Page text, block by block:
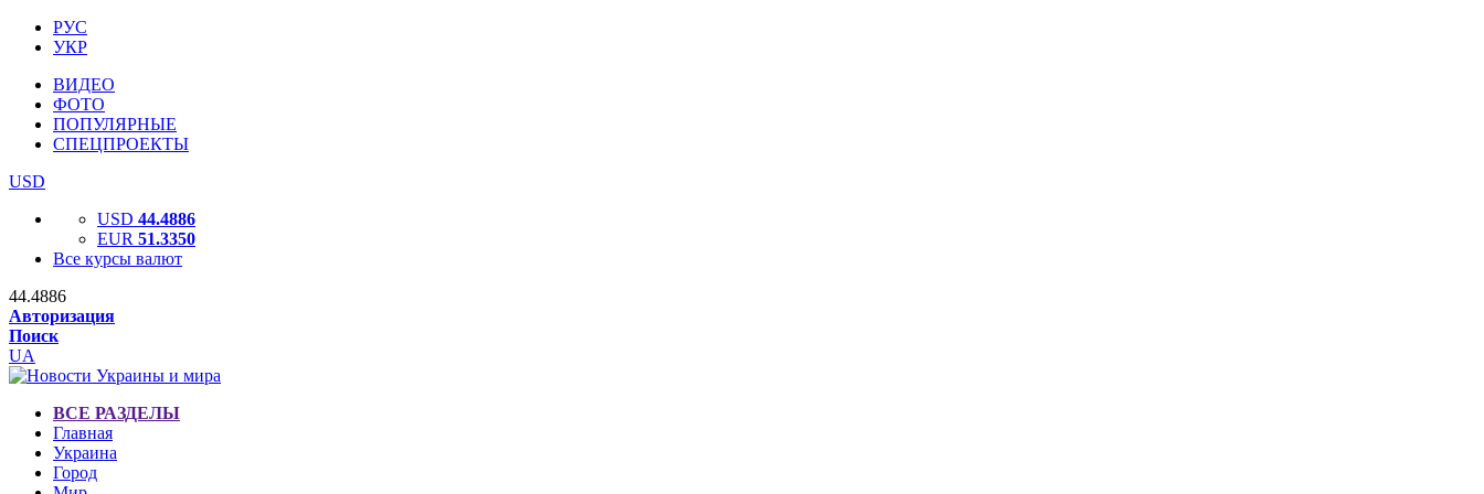
РУС
УКР
ВИДЕО
ФОТО
ПОПУЛЯРНЫЕ
СПЕЦПРОЕКТЫ
USD
USD 44.4886
EUR 51.3350
Все курсы валют
44.4886
Авторизация
Поиск
UA
ВСЕ РАЗДЕЛЫ
Главная
Украина
Город